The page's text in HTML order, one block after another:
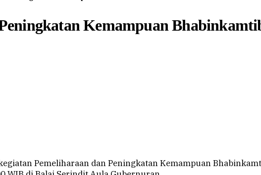
Kemampuan
Pemeliharaan dan Peningkatan Kemampuan